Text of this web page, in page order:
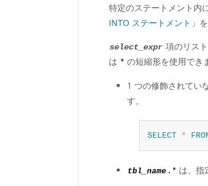
特定のステートメント内
INTO ステートメント」
select_expr 項のリス
は * の短縮形を使用でき
1 つの修飾されてい
す。
SELECT *
tbl_name .* は、指